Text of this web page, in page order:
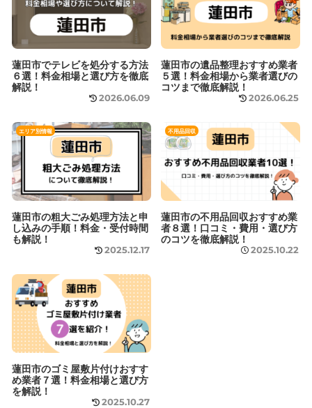
蓮田市でテレビを処分する方法
６選！料金相場と選び方を徹底
解説！
2026.06.09
蓮田市の遺品整理おすすめ業者
５選！料金相場から業者選びの
コツまで徹底解説！
2026.06.25
エリア別情報
蓮田市の粗大ごみ処理方法と申
し込みの手順！料金・受付時間
も解説！
2025.12.17
不用品回収
蓮田市の不用品回収おすすめ業
者８選！口コミ・費用・選び方
のコツを徹底解説！
2025.10.22
蓮田市のゴミ屋敷片付けおすす
め業者７選！料金相場と選び方
を解説！
2025.10.27